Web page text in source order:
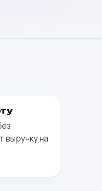
выручку на